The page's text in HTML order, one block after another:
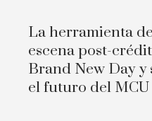
La herramienta
escena post-
Brand New Day
el futuro del MCU